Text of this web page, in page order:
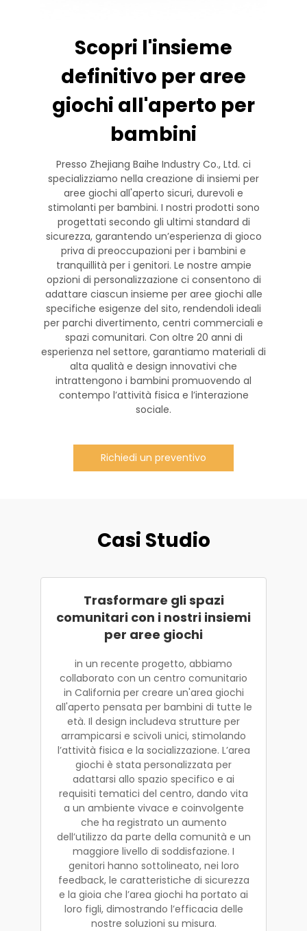
Scopri l'insieme
definitivo per aree
giochi all'aperto per
bambini
Presso Zhejiang Baihe Industry Co., Ltd. ci
specializziamo nella creazione di insiemi per
aree giochi all'aperto sicuri, durevoli e
stimolanti per bambini. I nostri prodotti sono
progettati secondo gli ultimi standard di
sicurezza, garantendo un’esperienza di gioco
priva di preoccupazioni per i bambini e
tranquillità per i genitori. Le nostre ampie
opzioni di personalizzazione ci consentono di
adattare ciascun insieme per aree giochi alle
specifiche esigenze del sito, rendendoli ideali
per parchi divertimento, centri commerciali e
spazi comunitari. Con oltre 20 anni di
esperienza nel settore, garantiamo materiali di
alta qualità e design innovativi che
intrattengono i bambini promuovendo al
contempo l’attività fisica e l’interazione
sociale.
Richiedi un preventivo
Casi Studio
Trasformare gli spazi
comunitari con i nostri insiemi
per aree giochi
in un recente progetto, abbiamo
collaborato con un centro comunitario
in California per creare un'area giochi
all'aperto pensata per bambini di tutte le
età. Il design includeva strutture per
arrampicarsi e scivoli unici, stimolando
l’attività fisica e la socializzazione. L’area
giochi è stata personalizzata per
adattarsi allo spazio specifico e ai
requisiti tematici del centro, dando vita
a un ambiente vivace e coinvolgente
che ha registrato un aumento
dell’utilizzo da parte della comunità e un
maggiore livello di soddisfazione. I
genitori hanno sottolineato, nei loro
feedback, le caratteristiche di sicurezza
e la gioia che l’area giochi ha portato ai
loro figli, dimostrando l’efficacia delle
nostre soluzioni su misura.